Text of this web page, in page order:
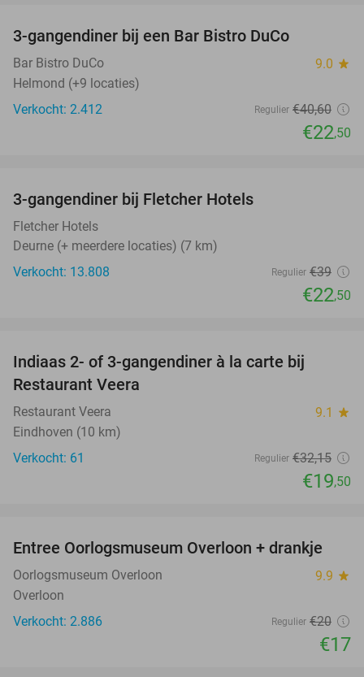
3-gangendiner bij een Bar Bistro DuCo
Bar Bistro DuCo 9.0 star
Helmond (+9 locaties)
Verkocht: 2.412
Regulier €40,60
€22,50
3-gangendiner bij Fletcher Hotels
Fletcher Hotels
Deurne (+ meerdere locaties) (7 km)
Verkocht: 13.808
Regulier €39
€22,50
Indiaas 2- of 3-gangendiner à la carte bij
Restaurant Veera
Restaurant Veera 9.1 star
Eindhoven (10 km)
Verkocht: 61
Regulier €32,15
€19,50
15%
Entree Oorlogsmuseum Overloon + drankje
Oorlogsmuseum Overloon 9.9 star
Overloon
Verkocht: 2.886
Regulier €20
€17